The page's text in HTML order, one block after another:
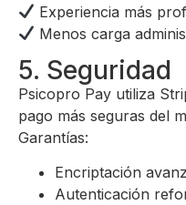
Experiencia más
Menos carga
5. Seguridad
Psicopro Pay utiliza
pago más seguras del
Garantías:
Encriptación
Autenticación